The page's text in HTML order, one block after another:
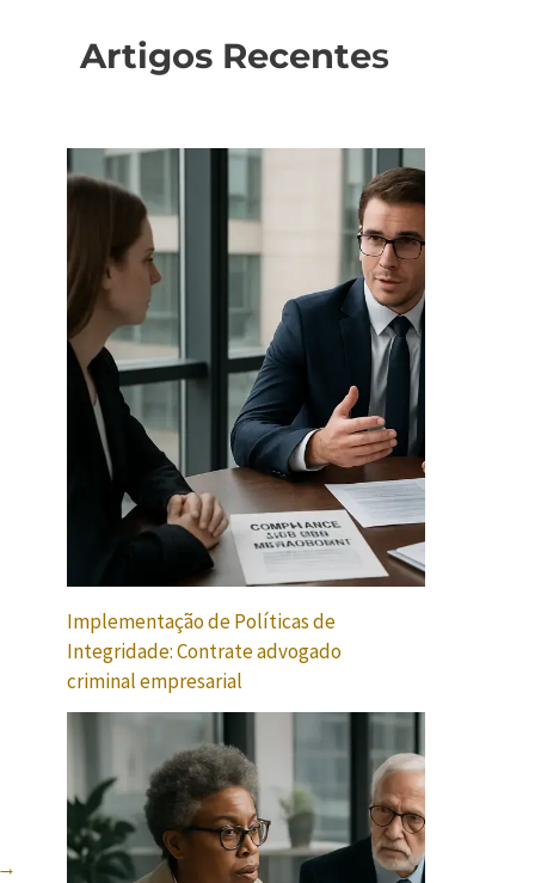
→
Artigos Recentes
Implementação de Políticas de
Integridade: Contrate advogado
criminal empresarial